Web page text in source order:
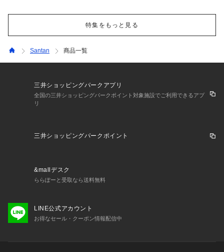
特集をもっと見る
Santan 商品一覧
三井ショッピングパークアプリ
全国の三井ショッピングパークポイント対象施設でご利用できるアプ
リ
三井ショッピングパークポイント
&mallデスク
ららぽーと受取なら送料無料
LINE公式アカウント
お得なセール・クーポン情報配信中